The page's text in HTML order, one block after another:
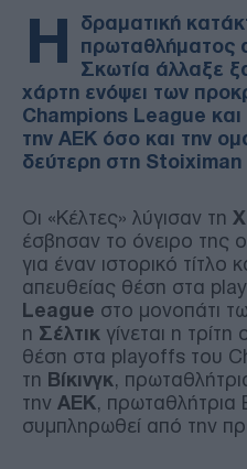
Η
δραματική
πρωταθλήματος
Σκωτία άλλαξε
χάρτη ενόψει των
Champions League
την ΑΕΚ όσο και την
δεύτερη στη
Οι «Κέλτες» λύγισαν τη
έσβησαν το όνειρο της
για έναν ιστορικό τίτλο
απευθείας θέση στα
League στο μονοπάτι
η Σέλτικ γίνεται η
θέση στα playoffs του
τη Βίκινγκ,
την ΑΕΚ,
συμπληρωθεί από την